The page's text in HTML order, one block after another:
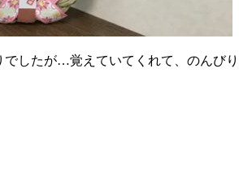
したが…覚えていてくれて、のんび